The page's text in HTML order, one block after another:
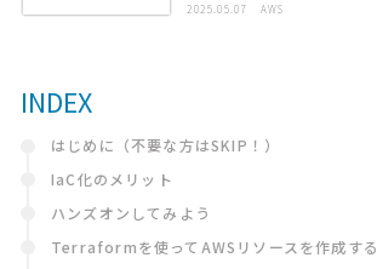
2025.05.07 AWS
INDEX
はじめに（不要な方はSKIP！）
IaC化のメリット
ハンズオンしてみよう
Terraformを使ってAWSリソースを作成する